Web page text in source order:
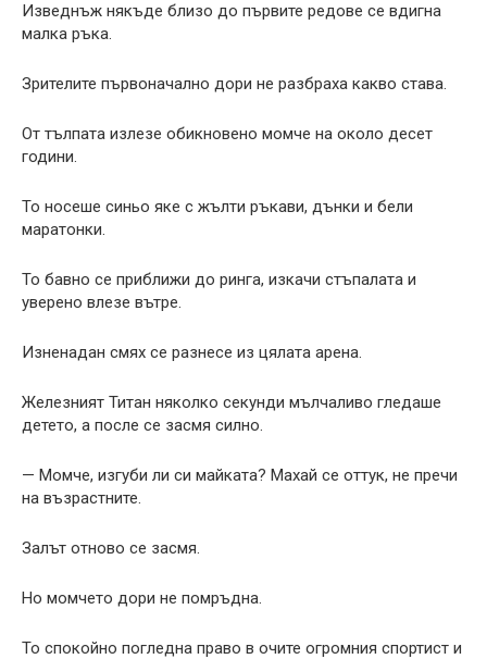
Изведнъж някъде близо до първите редове се вдигна
малка ръка.
Зрителите първоначално дори не разбраха какво става.
От тълпата излезе обикновено момче на около десет
години.
То носеше синьо яке с жълти ръкави, дънки и бели
маратонки.
То бавно се приближи до ринга, изкачи стъпалата и
уверено влезе вътре.
Изненадан смях се разнесе из цялата арена.
Железният Титан няколко секунди мълчаливо гледаше
детето, а после се засмя силно.
— Момче, изгуби ли си майката? Махай се оттук, не пречи
на възрастните.
Залът отново се засмя.
Но момчето дори не помръдна.
То спокойно погледна право в очите огромния спортист и